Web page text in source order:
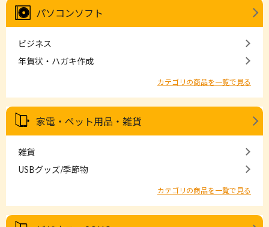
パソコンソフト
ビジネス
年賀状・ハガキ作成
カテゴリの商品を一覧で見る
家電・ペット用品・雑貨
雑貨
USBグッズ/季節物
カテゴリの商品を一覧で見る